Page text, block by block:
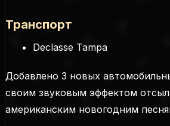
Транспорт
Declasse Tampa
Добавлено 3 новых
своим звуковым эффектом
американским новогодним